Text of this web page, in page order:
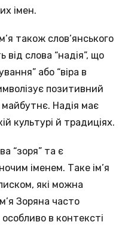
імен.
також слов’янського
слова “надія”, що
або “віра в
позитивний
майбутнє. Надія має
культурі й традиціях.
“зоря” та є
іменем. Таке ім’я
які можна
Зоряна часто
в контексті